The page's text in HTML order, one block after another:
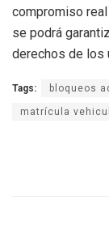
compromiso
se podrá
derechos de los
Tags: bloqueos
matrícula